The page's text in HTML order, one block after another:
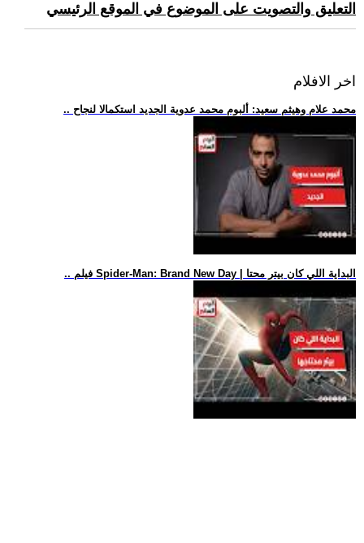
التعليق والتصويت على الموضوع في الموقع الرئيسي
اخر الافلام
.. محمد علام وهيثم سعيد: ألبوم محمد عدوية الجديد استكمالا لنجاح
.. فيلم Spider-Man: Brand New Day | البداية اللي كان بيتر محتا